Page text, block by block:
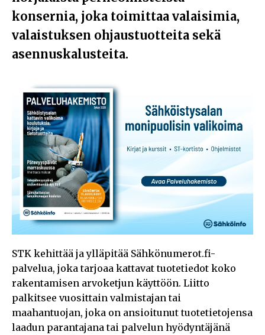
konsernia, joka toimittaa valaisimia,
valaistuksen ohjaustuotteita sekä
asennuskalusteita.
STK kehittää ja ylläpitää Sähkönumerot.fi-
palvelua, joka tarjoaa kattavat tuotetiedot koko
rakentamisen arvoketjun käyttöön. Liitto
palkitsee vuosittain valmistajan tai
maahantuojan, joka on ansioitunut tuotetietojensa
laadun parantajana tai palvelun hyödyntäjänä